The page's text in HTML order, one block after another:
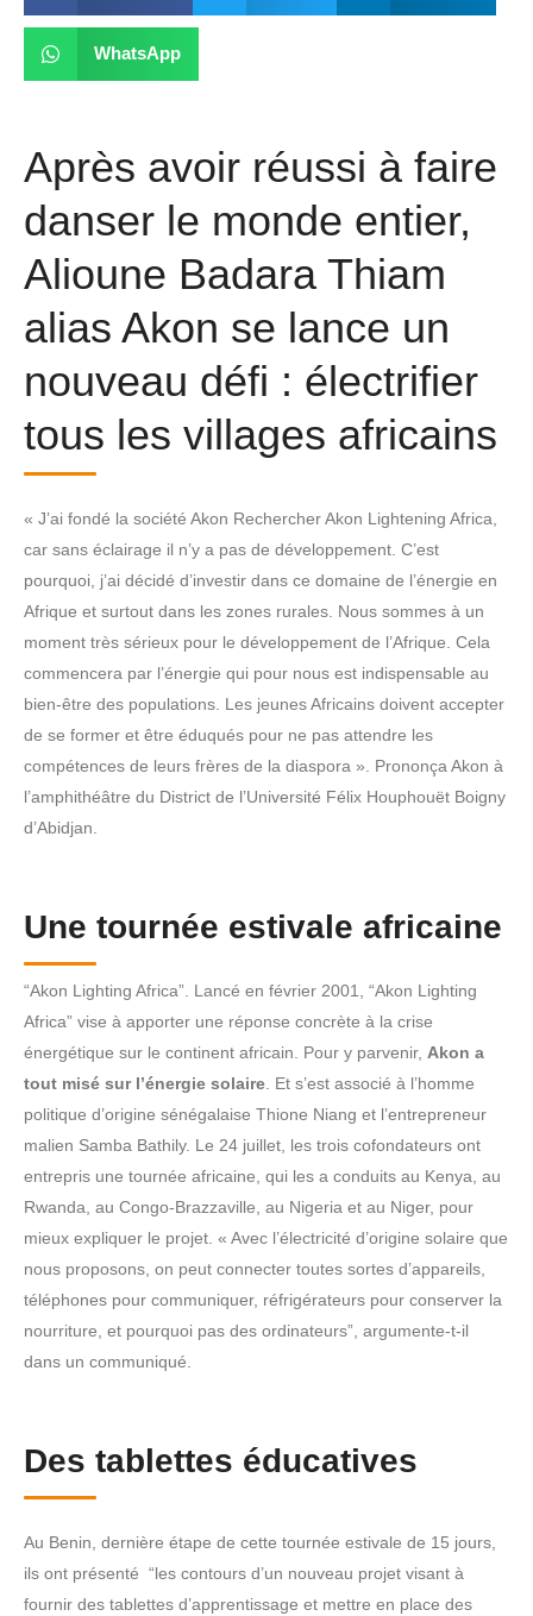
WhatsApp
Après avoir réussi à faire
danser le monde entier,
Alioune Badara Thiam
alias Akon se lance un
nouveau défi : électrifier
tous les villages africains
« J’ai fondé la société Akon Rechercher Akon Lightening Africa,
car sans éclairage il n’y a pas de développement. C’est
pourquoi, j’ai décidé d’investir dans ce domaine de l’énergie en
Afrique et surtout dans les zones rurales. Nous sommes à un
moment très sérieux pour le développement de l’Afrique. Cela
commencera par l’énergie qui pour nous est indispensable au
bien-être des populations. Les jeunes Africains doivent accepter
de se former et être éduqués pour ne pas attendre les
compétences de leurs frères de la diaspora ». Prononça Akon à
l’amphithéâtre du District de l’Université Félix Houphouët Boigny
d’Abidjan.
Une tournée estivale africaine
“Akon Lighting Africa”. Lancé en février 2001, “Akon Lighting
Africa” vise à apporter une réponse concrète à la crise
énergétique sur le continent africain. Pour y parvenir, Akon a
tout misé sur l’énergie solaire . Et s’est associé à l’homme
politique d’origine sénégalaise Thione Niang et l’entrepreneur
malien Samba Bathily. Le 24 juillet, les trois cofondateurs ont
entrepris une tournée africaine, qui les a conduits au Kenya, au
Rwanda, au Congo-Brazzaville, au Nigeria et au Niger, pour
mieux expliquer le projet. « Avec l’électricité d’origine solaire que
nous proposons, on peut connecter toutes sortes d’appareils,
téléphones pour communiquer, réfrigérateurs pour conserver la
nourriture, et pourquoi pas des ordinateurs”, argumente-t-il
dans un communiqué.
Des tablettes éducatives
Au Benin, dernière étape de cette tournée estivale de 15 jours,
ils ont présenté “les contours d’un nouveau projet visant à
fournir des tablettes d’apprentissage et mettre en place des